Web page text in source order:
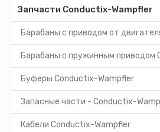
Запчасти Conductix-Wampfler
Барабаны с приводом от
Барабаны с пружинным приводом
Буферы Conductix-Wampfler
Запасные части - Conductix-
Кабели Conductix-Wampfler